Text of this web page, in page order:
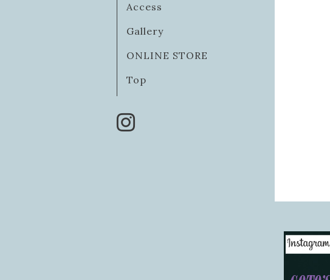
Access
Gallery
ONLINE STORE
Top